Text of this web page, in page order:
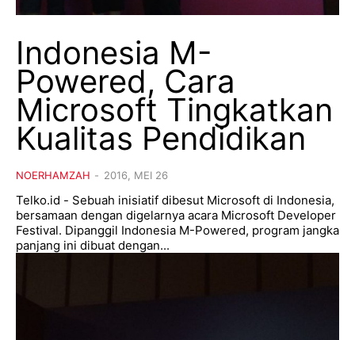
Indonesia M-
Powered, Cara
Microsoft Tingkatkan
Kualitas Pendidikan
NOERHAMZAH - 2016, MEI 26
Telko.id - Sebuah inisiatif dibesut Microsoft di Indonesia,
bersamaan dengan digelarnya acara Microsoft Developer
Festival. Dipanggil Indonesia M-Powered, program jangka
panjang ini dibuat dengan...